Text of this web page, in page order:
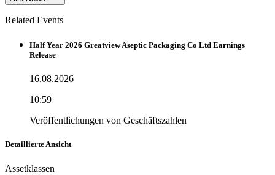
Related Events
Half Year 2026 Greatview Aseptic Packaging Co Ltd Earnings
Release
16.08.2026
10:59
Veröffentlichungen von Geschäftszahlen
Detaillierte Ansicht
Assetklassen